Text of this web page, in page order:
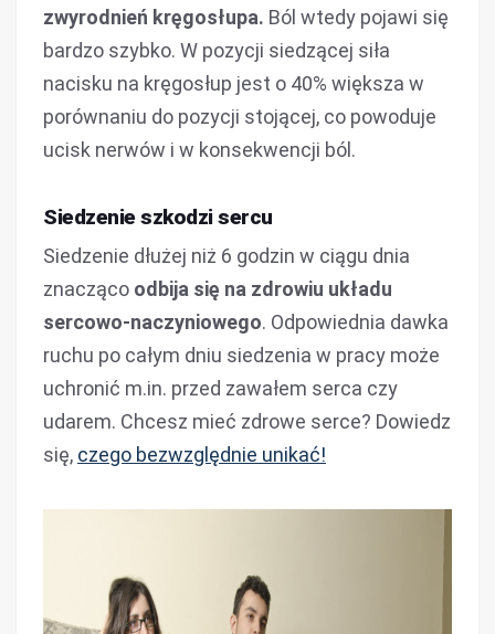
zwyrodnień kręgosłupa. Ból wtedy pojawi się
bardzo szybko. W pozycji siedzącej siła
nacisku na kręgosłup jest o 40% większa w
porównaniu do pozycji stojącej, co powoduje
ucisk nerwów i w konsekwencji ból.
Siedzenie szkodzi sercu
Siedzenie dłużej niż 6 godzin w ciągu dnia
znacząco odbija się na zdrowiu układu
sercowo-naczyniowego. Odpowiednia dawka
ruchu po całym dniu siedzenia w pracy może
uchronić m.in. przed zawałem serca czy
udarem. Chcesz mieć zdrowe serce? Dowiedz
się, czego bezwzględnie unikać!